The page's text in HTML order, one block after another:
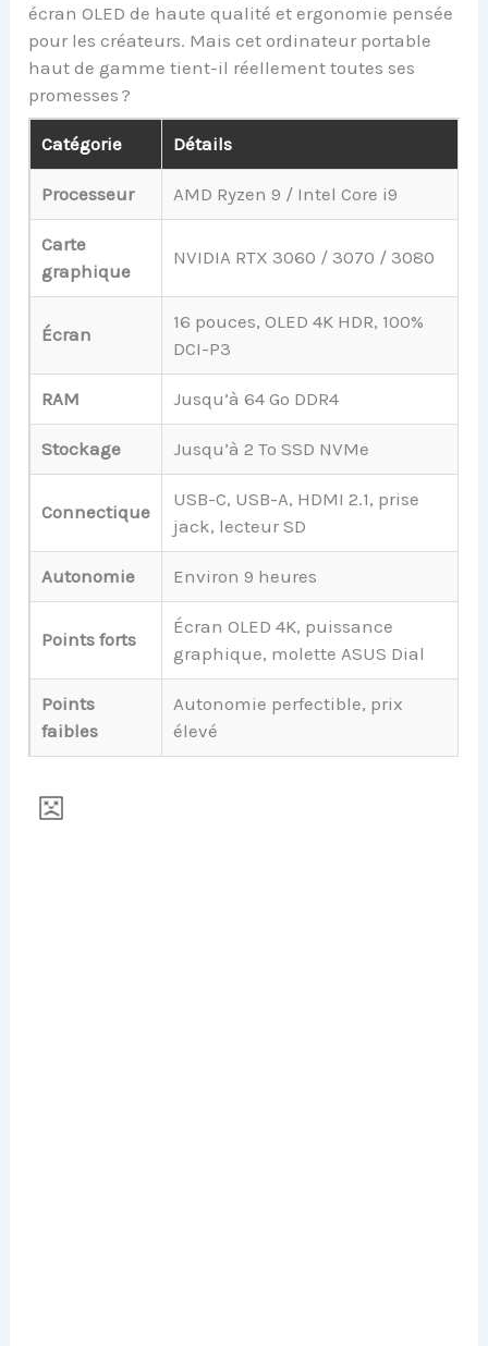
écran OLED de haute qualité et ergonomie pensée
pour les créateurs. Mais cet ordinateur portable
haut de gamme tient-il réellement toutes ses
promesses ?
Catégorie Détails
Processeur AMD Ryzen 9 / Intel Core i9
Carte
graphique
NVIDIA RTX 3060 / 3070 / 3080
Écran
16 pouces, OLED 4K HDR, 100%
DCI-P3
RAM Jusqu’à 64 Go DDR4
Stockage Jusqu’à 2 To SSD NVMe
Connectique
USB-C, USB-A, HDMI 2.1, prise
jack, lecteur SD
Autonomie Environ 9 heures
Points forts
Écran OLED 4K, puissance
graphique, molette ASUS Dial
Points
faibles
Autonomie perfectible, prix
élevé